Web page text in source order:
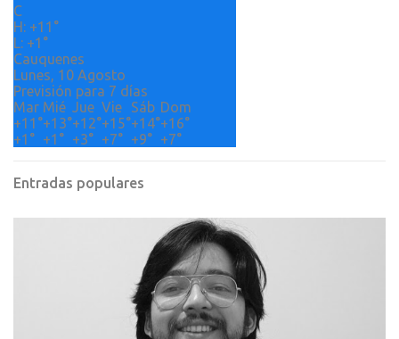
s
C
H: +11°
L: +1°
Cauquenes
Lunes, 10 Agosto
Previsión para 7 días
Mar Mié Jue Vie Sáb Dom
+11°+13°+12°+15°+14°+16°
+1° +1° +3° +7° +9° +7°
Entradas populares